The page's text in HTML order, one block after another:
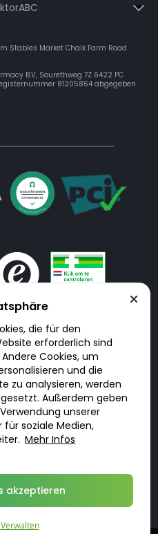
Stables Market Chalk Farm Road
B.V, Sourethweg 7Z 6422 PC
81205864 abgegeben.
Doktorabc ist ausdrücklich
bietet keine Medikamente oder
Jegliche Informationen zu
auf der Internetseite beinhalten
die Einhaltung der in Ihrem Land
sind Sie als Nutzer
Services auf Doktorabc durch
Verantwortung. Sie erklären,
zu besuchen und zu nutzen.
die für den
erforderlich sind
Cookies, um
und die
zu analysieren, werden
Außerdem geben
unserer
soziale Medien,
Mehr Infos
akzeptieren